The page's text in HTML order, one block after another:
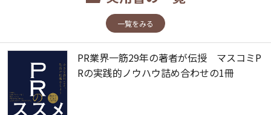
一覧をみる
PR業界一筋29年の著者が伝授 マスコミP
Rの実践的ノウハウ詰め合わせの1冊